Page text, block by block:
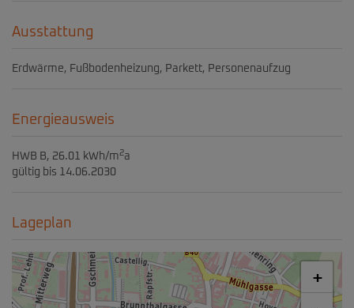
Ausstattung
Erdwärme Fußbodenheizung Parkett Personenaufzug
Energieausweis
HWB B, 26.01 kWh/m2a
gültig bis 14.06.2030
Lageplan
+